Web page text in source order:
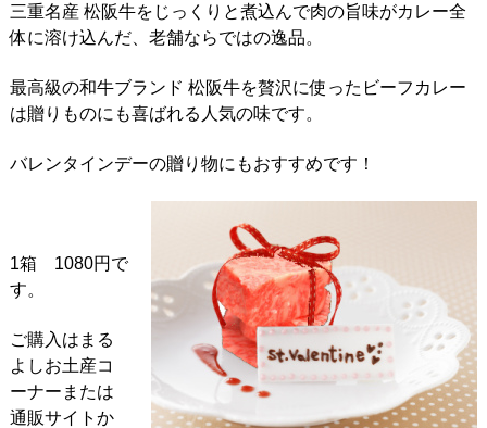
三重名産 松阪牛をじっくりと煮込んで肉の旨味がカレー全
体に溶け込んだ、老舗ならではの逸品。
最高級の和牛ブランド 松阪牛を贅沢に使ったビーフカレー
は贈りものにも喜ばれる人気の味です。
バレンタインデーの贈り物にもおすすめです！
1箱 1080円で
す。
ご購入はまる
よしお土産コ
ーナーまたは
通販サイトか